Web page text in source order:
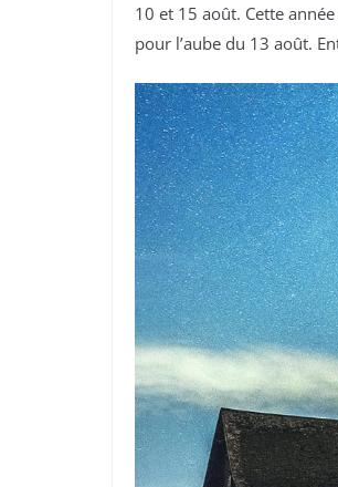
10 et 15 août. Cette
pour l’aube du 13 août.